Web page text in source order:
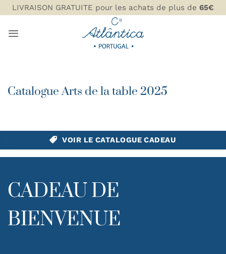
Passer
au
contenu
LIVRAISON GRATUITE pour les achats de plus de 65€
Catalogue Arts de la table 2025
VOIR LE CATALOGUE CADEAU
CADEAU DE
BIENVENUE